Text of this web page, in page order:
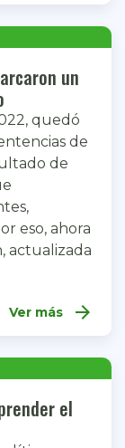
un
quedó
de
de
eso, ahora
actualizada
Ver más arrow_forward
el